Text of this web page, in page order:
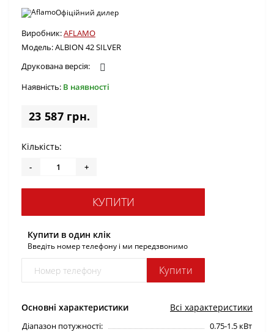
Виробник:AFLAMO
Модель:ALBION 42 SILVER
Друкована версія:
Наявність: В наявності
23 587 грн.
Офіційний дилер
Основні характеристики Всі характеристики
Діапазон потужності:
0.75-1.5 кВт
Кількість:
- +
КУПИТИ
Купити в один клік
Введіть номер телефону і ми передзвонимо
Купити